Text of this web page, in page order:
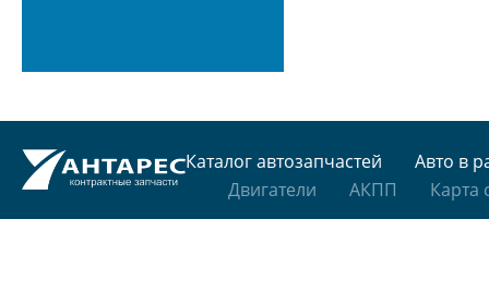
Каталог автозапчастей
Авто в
Двигатели
АКПП Карта